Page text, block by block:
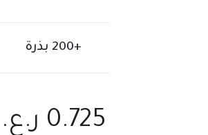
+200 بذرة
0.725 ر.ع.